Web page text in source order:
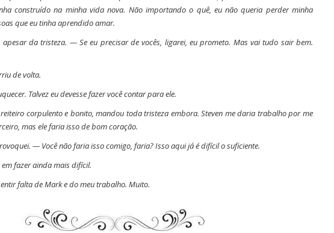
construído na minha vida nova. Não importando o quê, eu não queria perder minha
que eu tinha aprendido amar.
da tristeza. — Se eu precisar de vocês, ligarei, eu prometo. Mas vai tudo sair bem.
de volta.
Talvez eu devesse fazer você contar para ele.
corpulento e bonito, mandou toda tristeza embora. Steven me daria trabalho por me
mas ele faria isso de bom coração.
— Você não faria isso comigo, faria? Isso aqui já é difícil o suficiente.
fazer ainda mais difícil.
falta de Mark e do meu trabalho. Muito.